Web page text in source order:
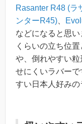
Rasanter R48 (ラ
ンターR45)
などになると思い
くらいの立ち位
や、倒れやすい
せにくいラバー
すい日本人好みの